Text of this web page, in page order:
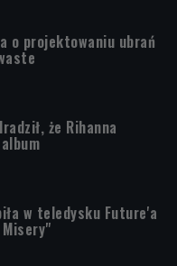
o projektowaniu ubrań
że Rihanna
w teledysku Future'a